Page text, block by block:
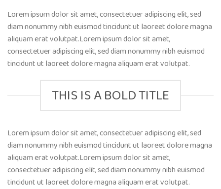
Lorem ipsum dolor sit amet, consectetuer adipiscing elit, sed
diam nonummy nibh euismod tincidunt ut laoreet dolore magna
aliquam erat volutpat.Lorem ipsum dolor sit amet,
consectetuer adipiscing elit, sed diam nonummy nibh euismod
tincidunt ut laoreet dolore magna aliquam erat volutpat.
THIS IS A BOLD TITLE
Lorem ipsum dolor sit amet, consectetuer adipiscing elit, sed
diam nonummy nibh euismod tincidunt ut laoreet dolore magna
aliquam erat volutpat.Lorem ipsum dolor sit amet,
consectetuer adipiscing elit, sed diam nonummy nibh euismod
tincidunt ut laoreet dolore magna aliquam erat volutpat.